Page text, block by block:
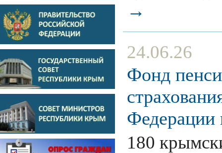
→
24.06.26
Фонд
Федерации
180